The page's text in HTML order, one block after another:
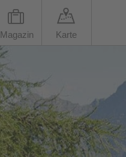
Magazin Karte